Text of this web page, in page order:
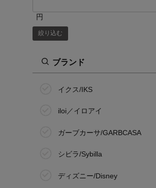
円
絞り込む
ブランド
イクス/IKS
iloi／イロアイ
ガーブカーサ/GARBCASA
シビラ/Sybilla
ディズニー/Disney